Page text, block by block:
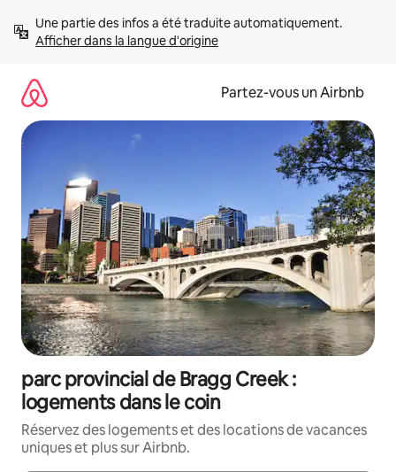
directement
Afficher dans la langue d'origine
Partez-vous un Airbnb
parc provincial de Bragg Creek :
logements dans le coin
Réservez des logements et des locations de vacances
uniques et plus sur Airbnb.